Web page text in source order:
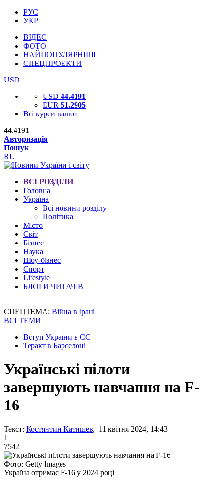
РУС
УКР
ВІДЕО
ФОТО
НАЙПОПУЛЯРНІШІ
СПЕЦПРОЕКТИ
USD
USD 44.4191
EUR 51.2905
Всі курси валют
44.4191
Авторизація
Пошук
RU
ВСІ РОЗДІЛИ
Головна
Україна
Всі новини розділу
Політика
Місто
Світ
Бізнес
Наука
Шоу-бізнес
Спорт
Lifestyle
БЛОГИ ЧИТАЧІВ
СПЕЦТЕМА: Війна в Ірані
ВСІ ТЕМИ
Вступ України в ЄС
Теракт в Барселоні
Українські пілоти
завершують навчання на F-
16
Текст: Костянтин Катишев, 11 квітня 2024, 14:43
1
7542
Фото: Getty Images
Україна отримає F-16 у 2024 році